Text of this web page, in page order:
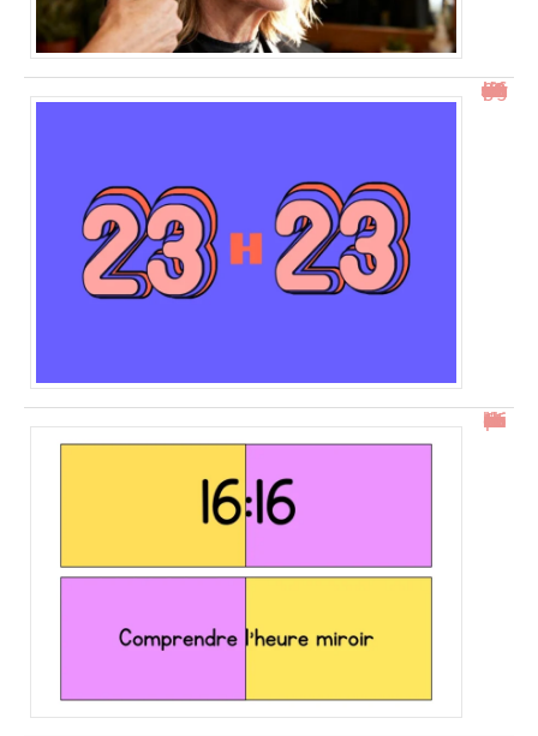
23h23 signification : découvrez son impact et ses messages
16h16 : comprendre l’heure miroir